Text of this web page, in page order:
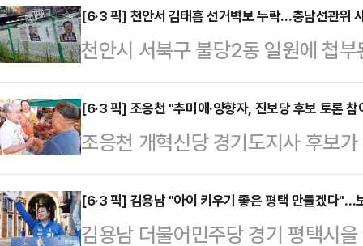
[6·3 픽] 천안서 김태흠 선거벽보 누락…충남선관위
천안시 서북구 불당2동 일원에 첩
지사 후보의 벽보가 누락된 곳이
위원회는 이에 대해 사과하고 외부
다.충남선관위는 24일 보도자료를
에 첩부된 선거벽보에서 특정 후보
대해 해당 후보자 및 정당 그리고
밝혔다.충남선관위는 "천안시서북
[6·3 픽] 조응천 "추미애·양향자, 진보당 후보 토론
조응천 개혁신당 경기도지사 후보
후보를 향해 홍성규 진보당 후보의
응천 후보는 24일 입장문을 내어 "
TV토론회에 본인도 참여할 수 있
[6·3 픽] 김용남 "아이 키우기 좋은 평택 만들겠다"…
김용남 더불어민주당 경기 평택시